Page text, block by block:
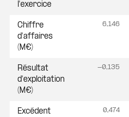
l'exercice
Chiffre
d'affaires
(M€)
6,146
Résultat
d'exploitation
(M€)
-0,135
Excédent
0,474